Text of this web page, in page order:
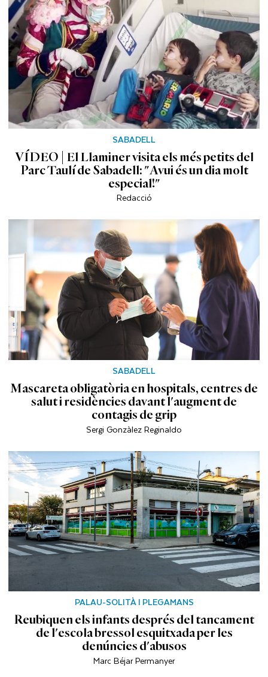
SABADELL
VÍDEO | El Llaminer visita els més petits del
Parc Taulí de Sabadell: "Avui és un dia molt
especial!"
Redacció
SABADELL
Mascareta obligatòria en hospitals, centres de
salut i residències davant l'augment de
contagis de grip
Sergi Gonzàlez Reginaldo
PALAU-SOLITÀ I PLEGAMANS
Reubiquen els infants després del tancament
de l'escola bressol esquitxada per les
denúncies d'abusos
Marc Béjar Permanyer